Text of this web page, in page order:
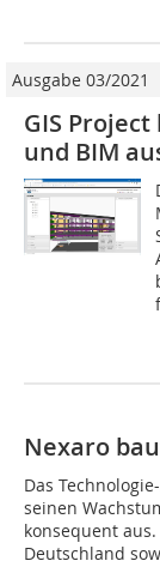
Ausgabe 03/2021
GIS
und BIM
Nexaro
Das
seinen
konsequent
Deutschland